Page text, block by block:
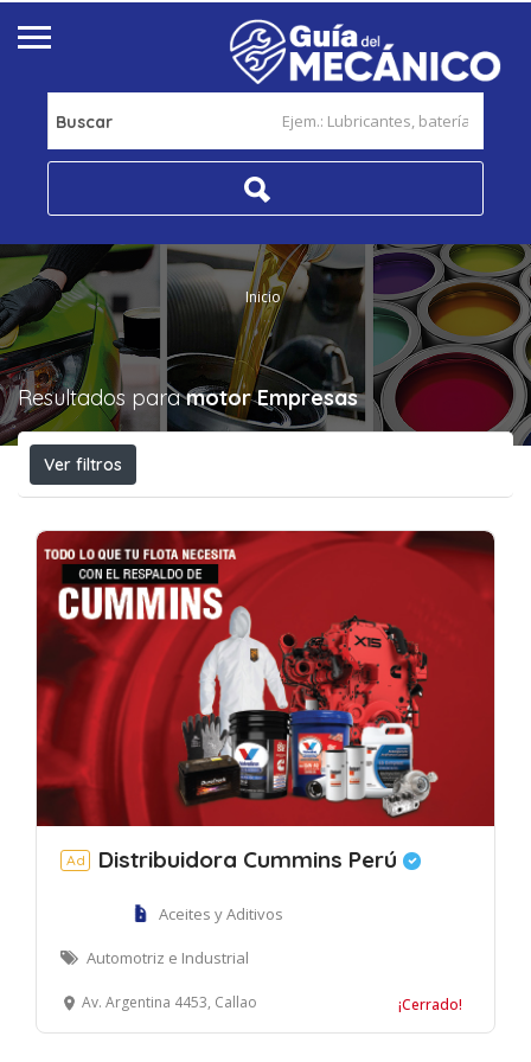
Buscar
Inicio
Resultados paramotor Empresas
Ver filtros
Ad Distribuidora Cummins Perú
Aceites y Aditivos
Automotriz e Industrial
Av. Argentina 4453, Callao ¡Cerrado!